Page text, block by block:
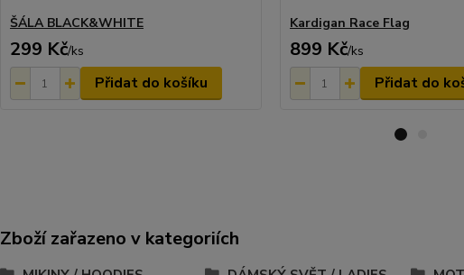
ŠÁLA BLACK&WHITE
299 Kč/ks
Přidat do košíku
Kardigan Race Flag
899 Kč/ks
Přidat do
Zboží zařazeno v kategoriích